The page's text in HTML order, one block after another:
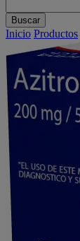
Buscar
Inicio Productos